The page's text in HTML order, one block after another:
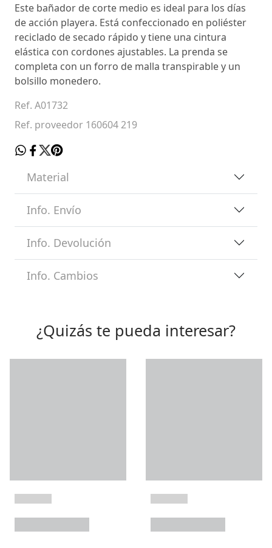
Este bañador de corte medio es ideal para los días
de acción playera. Está confeccionado en poliéster
reciclado de secado rápido y tiene una cintura
elástica con cordones ajustables. La prenda se
completa con un forro de malla transpirable y un
bolsillo monedero.
Ref. A01732
Ref. proveedor 160604 219
Material
Info. Envío
Info. Devolución
Info. Cambios
¿Quizás te pueda interesar?